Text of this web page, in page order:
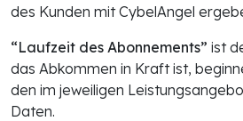
des Kunden mit CybelAngel
“Laufzeit des Abonnements” ist
das Abkommen in Kraft ist,
den im jeweiligen
Daten.